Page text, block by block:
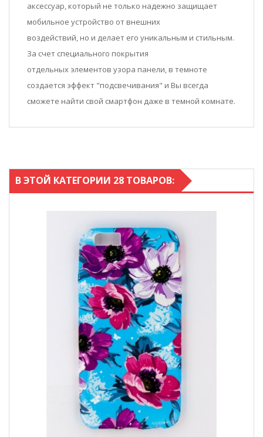
аксессуар, который не только надежно защищает
мобильное устройство от внешних
воздействий, но и делает его уникальным и стильным.
За счет специального покрытия
отдельных элементов узора панели, в темноте
создается эффект "подсвечивания" и Вы всегда
сможете найти свой смартфон даже в темной комнате.
В ЭТОЙ КАТЕГОРИИ 28 ТОВАРОВ: